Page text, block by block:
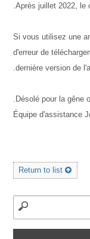
Après juillet 2022, le
Si vous utilisez une
d'erreur de
dernière version de
Désolé pour la gêne
Équipe d'assistance
Return to list